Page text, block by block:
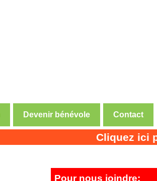
Devenir bénévole Contact
Cliquez ici
Pour nous joindre: